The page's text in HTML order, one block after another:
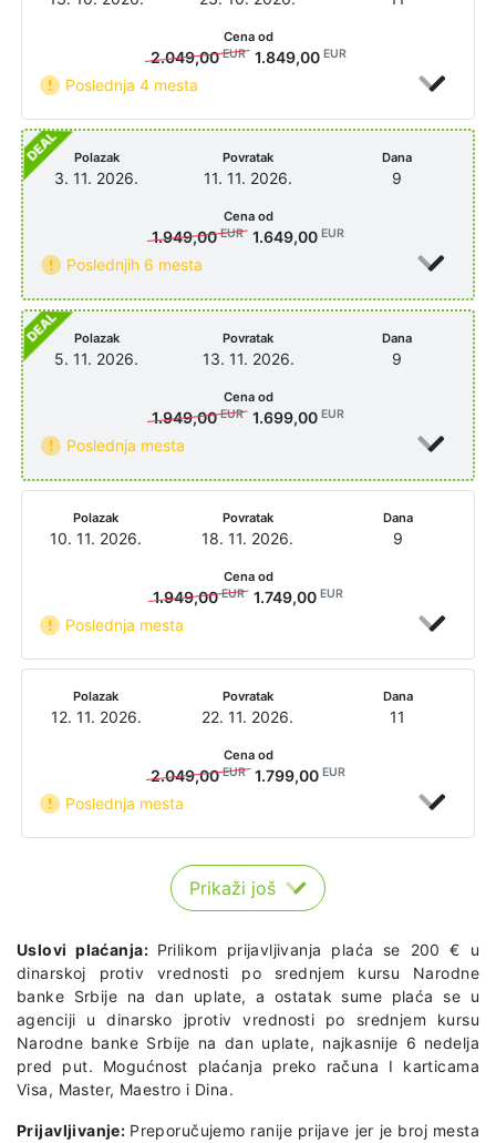
Poslednja 4 mesta
Cena od
2.049,00EUR 1.849,00 EUR
Polazak
3. 11. 2026.
Povratak
11. 11. 2026.
Dana
9
Poslednjih 6 mesta
Cena od
1.949,00EUR 1.649,00 EUR
Polazak
5. 11. 2026.
Povratak
13. 11. 2026.
Dana
9
Poslednja mesta
Cena od
1.949,00EUR 1.699,00 EUR
Polazak
10. 11. 2026.
Povratak
18. 11. 2026.
Dana
9
Poslednja mesta
Cena od
1.949,00EUR 1.749,00 EUR
Polazak
12. 11. 2026.
Povratak
22. 11. 2026.
Dana
11
Poslednja mesta
Cena od
2.049,00EUR 1.799,00 EUR
Prikaži još
Uslovi plaćanja: Prilikom prijavljivanja plaća se 200 € u
dinarskoj protiv vrednosti po srednjem kursu Narodne
banke Srbije na dan uplate, a ostatak sume plaća se u
agenciji u dinarsko jprotiv vrednosti po srednjem kursu
Narodne banke Srbije na dan uplate, najkasnije 6 nedelja
pred put. Mogućnost plaćanja preko računa I karticama
Visa, Master, Maestro i Dina.
Prijavljivanje: Preporučujemo ranije prijave jer je broj mesta